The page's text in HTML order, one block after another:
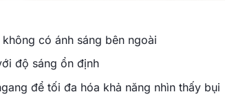
có ánh sáng bên ngoài
độ sáng ổn định
để tối đa hóa khả năng nhìn thấy bụi